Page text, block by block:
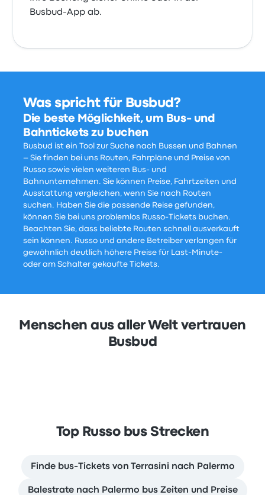
Busbud-App ab.
Was spricht für Busbud?
Die beste Möglichkeit, um Bus- und
Bahntickets zu buchen
Busbud ist ein Tool zur Suche nach Bussen und Bahnen
– Sie finden bei uns Routen, Fahrpläne und Preise von
Russo sowie vielen weiteren Bus- und
Bahnunternehmen. Sie können Preise, Fahrtzeiten und
Ausstattung vergleichen, wenn Sie nach Routen
suchen. Haben Sie die passende Reise gefunden,
können Sie bei uns problemlos Russo-Tickets buchen.
Beachten Sie, dass beliebte Routen schnell ausverkauft
sein können. Russo und andere Betreiber verlangen für
gewöhnlich deutlich höhere Preise für Last-Minute-
oder am Schalter gekaufte Tickets.
Menschen aus aller Welt vertrauen
Busbud
Top Russo bus Strecken
Finde bus-Tickets von Terrasini nach Palermo
Balestrate nach Palermo bus Zeiten und Preise